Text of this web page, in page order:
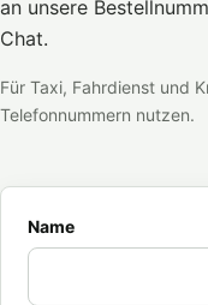
an unsere
Chat.
Für Taxi, Fahrdienst und
Telefonnummern nutzen.
Name